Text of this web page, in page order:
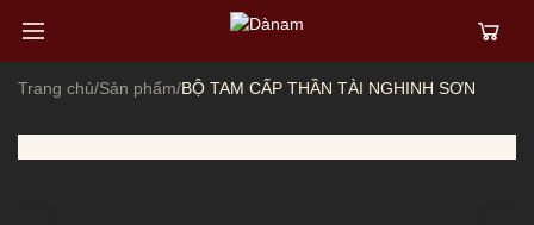
Trang chủ/Sản phẩm/BỘ TAM CẤP THẦN TÀI NGHINH SƠN